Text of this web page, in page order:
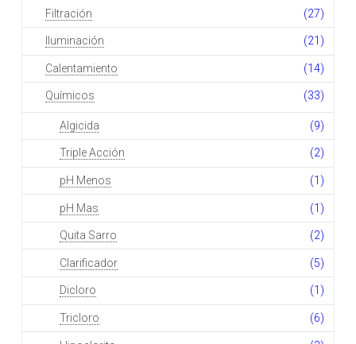
Filtración (27)
Iluminación (21)
Calentamiento (14)
Químicos (33)
Algicida (9)
Triple Acción (2)
pH Menos (1)
pH Mas (1)
Quita Sarro (2)
Clarificador (5)
Dicloro (1)
Tricloro (6)